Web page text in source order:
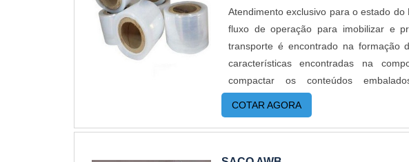
Atendimento exclusivo para o estado
fluxo de operação para imobilizar e
transporte é encontrado na formação
características encontradas na
compactar os conteúdos
BENEFÍCIOSA aplicação da bobina
produtos voltadas para os mercados
eletroeletrônicos entres outros. Os
COTAR AGORA